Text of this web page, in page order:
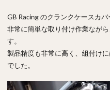
GB Racing のクランクケースカバ
非常に簡単な取り付け作業なが
す。
製品精度も非常に高く、組付け
でした。